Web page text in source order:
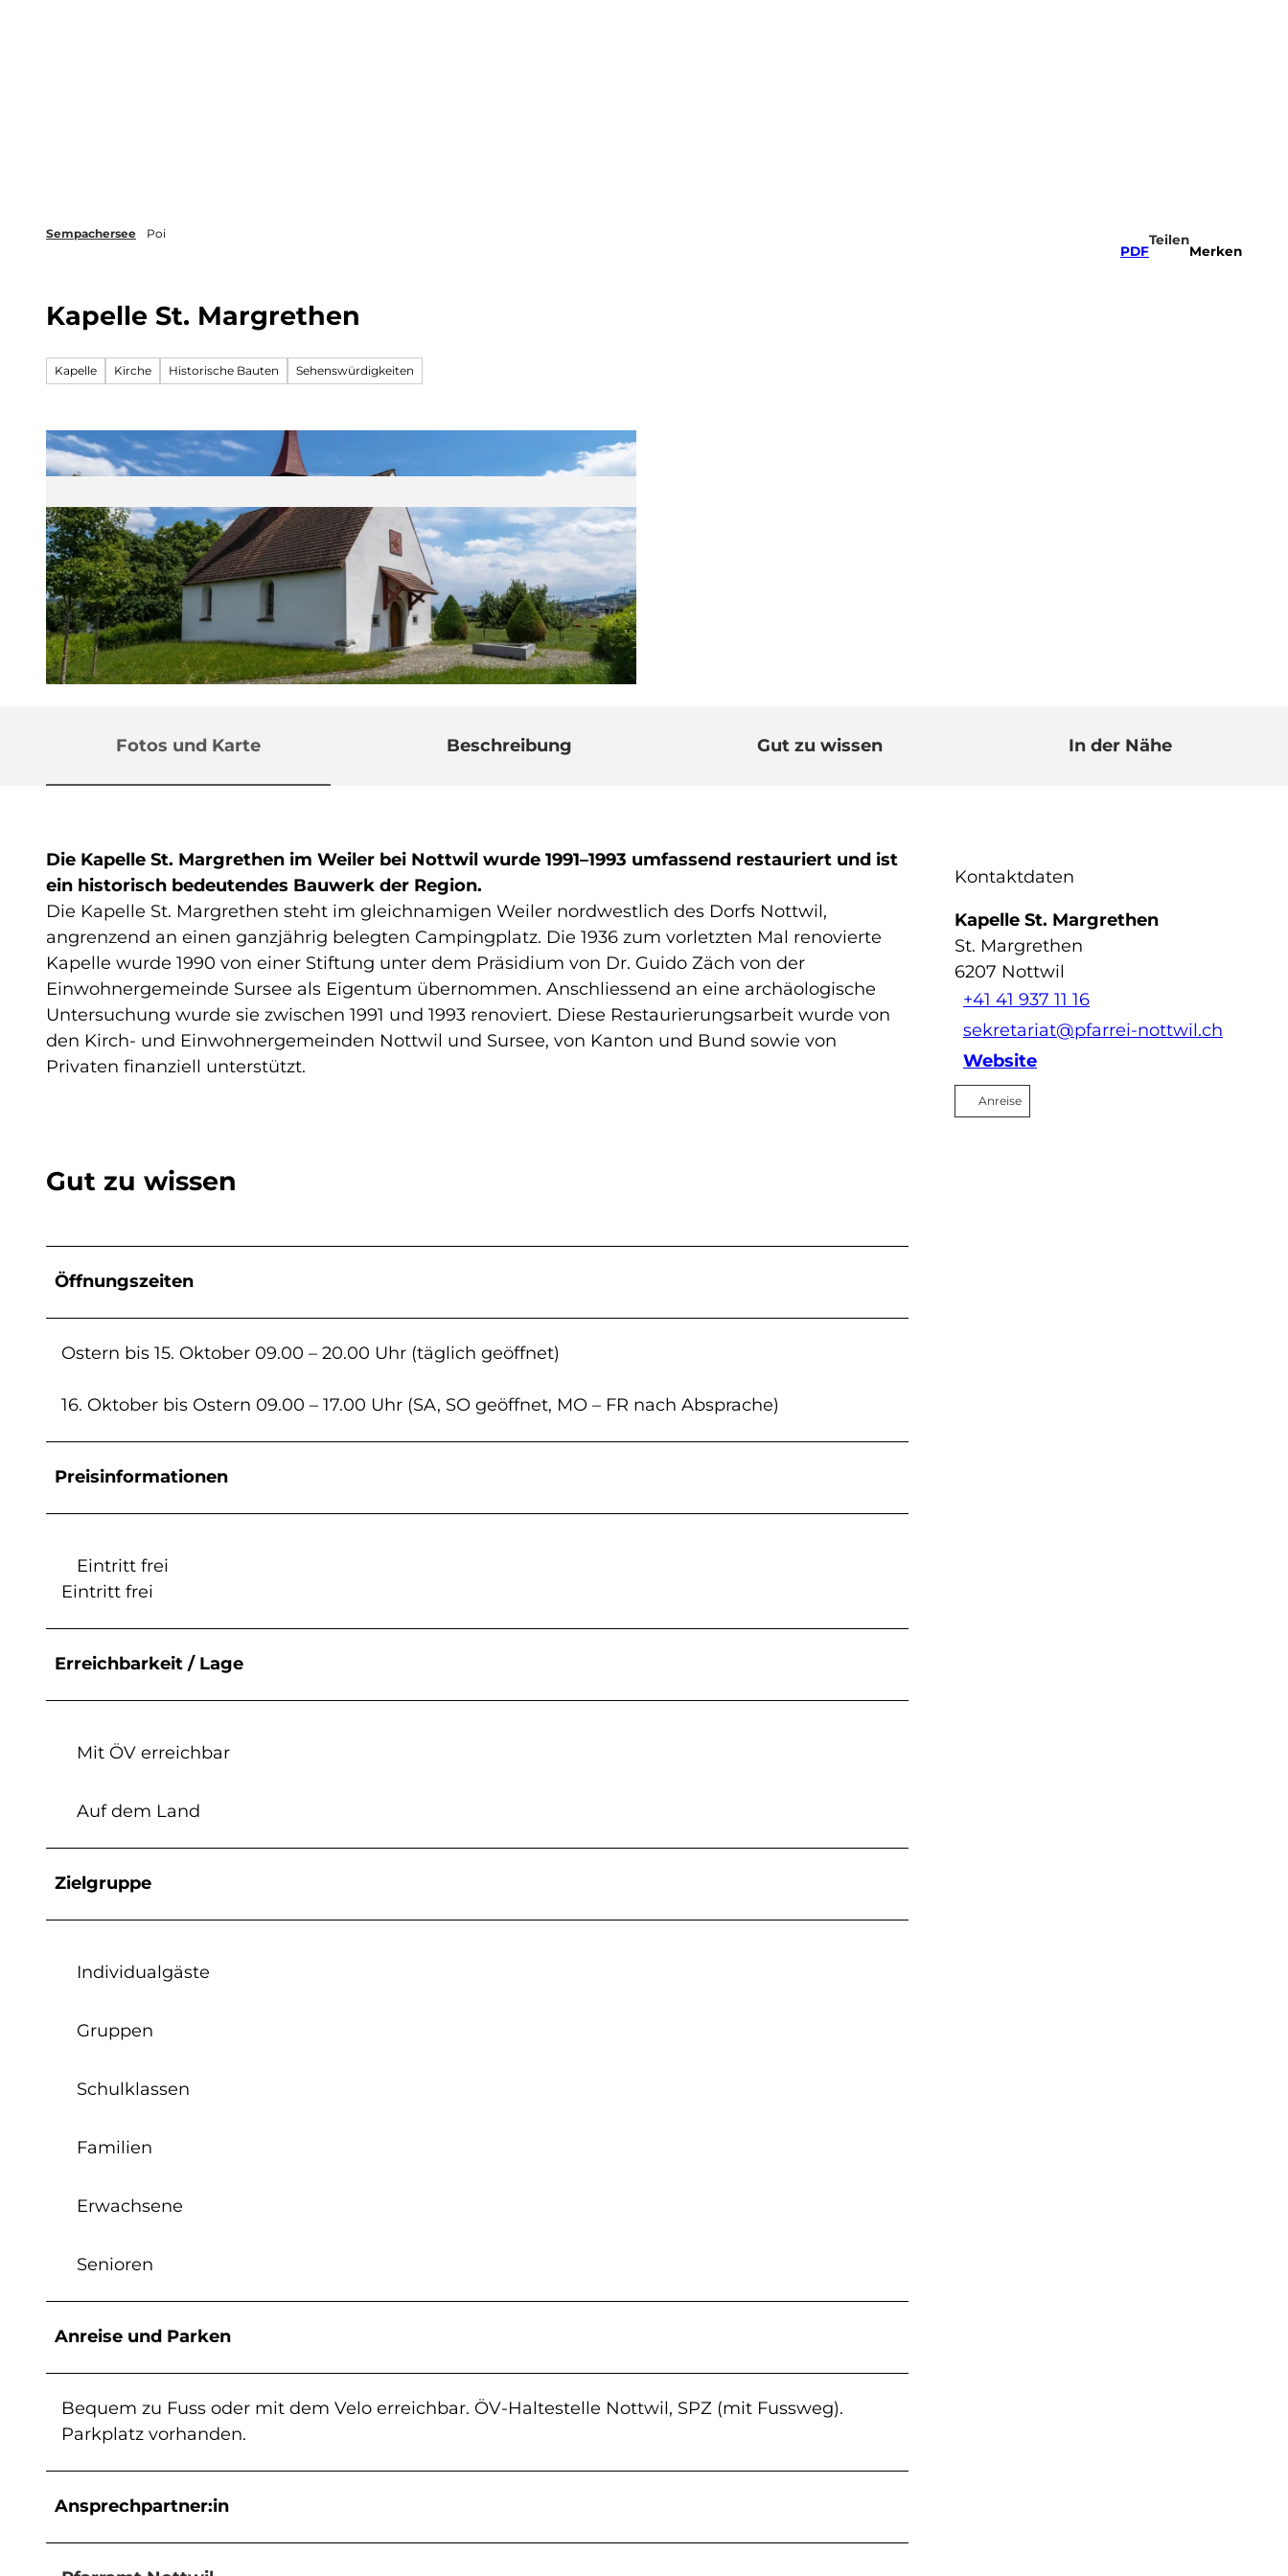
Sempachersee Poi
PDF
Teilen
Merken
Kapelle St. Margrethen
Kapelle Kirche Historische Bauten Sehenswürdigkeiten
Fotos und Karte Beschreibung Gut zu wissen In der Nähe
Die Kapelle St. Margrethen im Weiler bei Nottwil wurde 1991–1993 umfassend restauriert und ist
ein historisch bedeutendes Bauwerk der Region.
Die Kapelle St. Margrethen steht im gleichnamigen Weiler nordwestlich des Dorfs Nottwil,
angrenzend an einen ganzjährig belegten Campingplatz. Die 1936 zum vorletzten Mal renovierte
Kapelle wurde 1990 von einer Stiftung unter dem Präsidium von Dr. Guido Zäch von der
Einwohnergemeinde Sursee als Eigentum übernommen. Anschliessend an eine archäologische
Untersuchung wurde sie zwischen 1991 und 1993 renoviert. Diese Restaurierungsarbeit wurde von
den Kirch- und Einwohnergemeinden Nottwil und Sursee, von Kanton und Bund sowie von
Privaten finanziell unterstützt.
Gut zu wissen
Öffnungszeiten
Ostern bis 15. Oktober 09.00 – 20.00 Uhr (täglich geöffnet)
16. Oktober bis Ostern 09.00 – 17.00 Uhr (SA, SO geöffnet, MO – FR nach Absprache)
Preisinformationen
Eintritt frei
Eintritt frei
Erreichbarkeit / Lage
Mit ÖV erreichbar
Auf dem Land
Zielgruppe
Individualgäste
Gruppen
Schulklassen
Familien
Erwachsene
Senioren
Anreise und Parken
Bequem zu Fuss oder mit dem Velo erreichbar. ÖV-Haltestelle Nottwil, SPZ (mit Fussweg).
Parkplatz vorhanden.
Ansprechpartner:in
Kontaktdaten
Kapelle St. Margrethen
St. Margrethen
6207 Nottwil
+41 41 937 11 16
sekretariat@pfarrei-nottwil.ch
Website
Anreise